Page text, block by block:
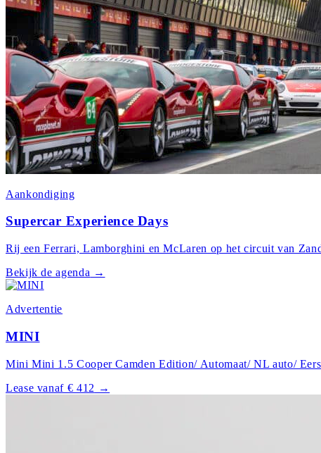
Aankondiging
Supercar Experience Days
Rij een Ferrari, Lamborghini en McLaren op het circuit van
Bekijk de agenda →
Advertentie
MINI
Mini Mini 1.5 Cooper Camden Edition/ Automaat/ NL auto/
Lease vanaf € 412 →